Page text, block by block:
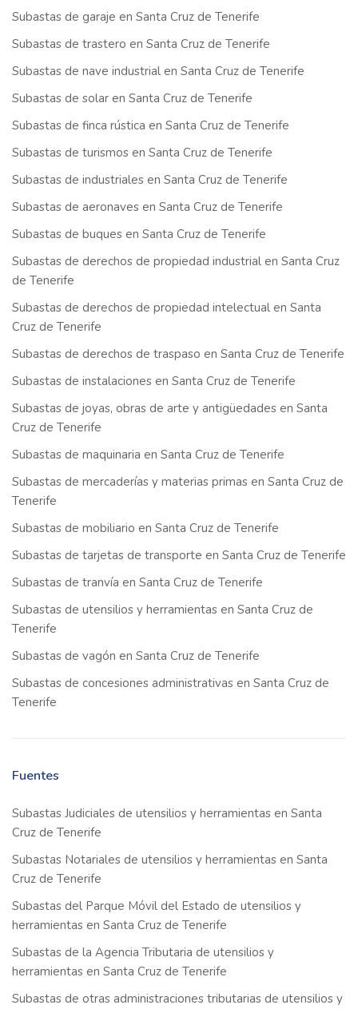
Subastas de garaje en Santa Cruz de Tenerife
Subastas de trastero en Santa Cruz de Tenerife
Subastas de nave industrial en Santa Cruz de Tenerife
Subastas de solar en Santa Cruz de Tenerife
Subastas de finca rústica en Santa Cruz de Tenerife
Subastas de turismos en Santa Cruz de Tenerife
Subastas de industriales en Santa Cruz de Tenerife
Subastas de aeronaves en Santa Cruz de Tenerife
Subastas de buques en Santa Cruz de Tenerife
Subastas de derechos de propiedad industrial en Santa Cruz
de Tenerife
Subastas de derechos de propiedad intelectual en Santa
Cruz de Tenerife
Subastas de derechos de traspaso en Santa Cruz de Tenerife
Subastas de instalaciones en Santa Cruz de Tenerife
Subastas de joyas, obras de arte y antigüedades en Santa
Cruz de Tenerife
Subastas de maquinaria en Santa Cruz de Tenerife
Subastas de mercaderías y materias primas en Santa Cruz de
Tenerife
Subastas de mobiliario en Santa Cruz de Tenerife
Subastas de tarjetas de transporte en Santa Cruz de Tenerife
Subastas de tranvía en Santa Cruz de Tenerife
Subastas de utensilios y herramientas en Santa Cruz de
Tenerife
Subastas de vagón en Santa Cruz de Tenerife
Subastas de concesiones administrativas en Santa Cruz de
Tenerife
Fuentes
Subastas Judiciales de utensilios y herramientas en Santa
Cruz de Tenerife
Subastas Notariales de utensilios y herramientas en Santa
Cruz de Tenerife
Subastas del Parque Móvil del Estado de utensilios y
herramientas en Santa Cruz de Tenerife
Subastas de la Agencia Tributaria de utensilios y
herramientas en Santa Cruz de Tenerife
Subastas de otras administraciones tributarias de utensilios y